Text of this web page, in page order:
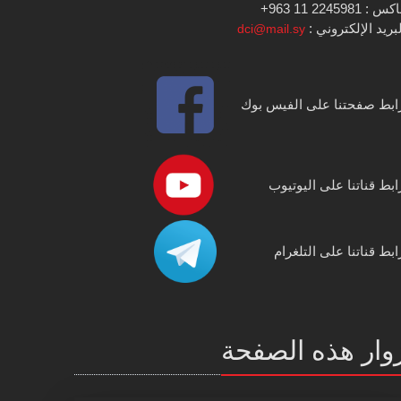
: 2245981 11 963+
الإلكتروني : dci@mail.sy
صفحتنا على الفيس بوك
قناتنا على اليوتيوب
قناتنا على التلغرام
هذه الصفحة